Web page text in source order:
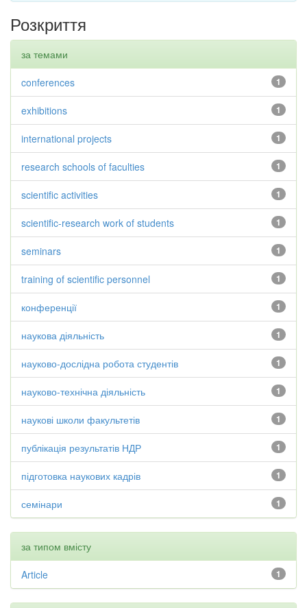
Розкриття
за темами
1
conferences
1
exhibitions
1
international projects
1
research schools of faculties
1
scientific activities
1
scientific-research work of students
1
seminars
1
training of scientific personnel
1
конференції
1
наукова діяльність
1
науково-дослідна робота студентів
1
науково-технічна діяльність
1
наукові школи факультетів
1
публікація результатів НДР
1
підготовка наукових кадрів
1
семінари
за типом вмісту
1
Article